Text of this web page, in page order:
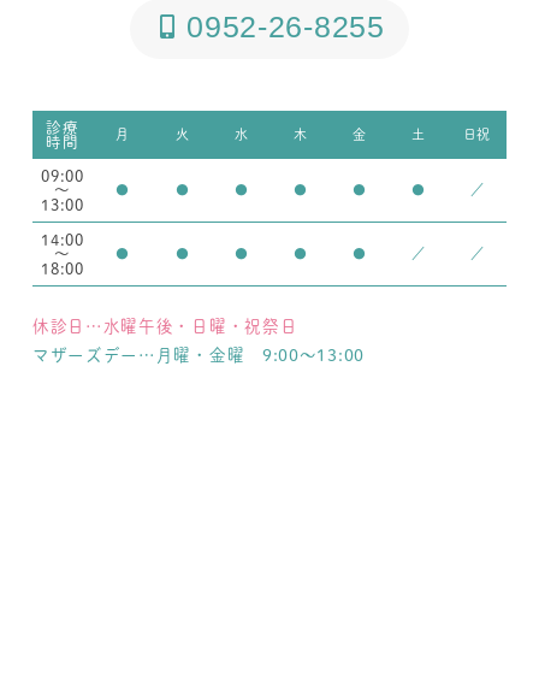
0952-26-8255
診療
時間 月 火 水 木 金 土 日祝
09:00
～
13:00
● ● ● ● ● ● ／
14:00
～
18:00
● ● ● ● ● ／ ／
休診日…水曜午後・日曜・祝祭日
マザーズデー…月曜・金曜 9:00～13:00